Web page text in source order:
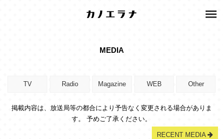
MEDIA
TV Radio Magazine WEB Other
掲載内容は、放送局等の都合により予告なく変更される場合がありま
す。 予めご了承ください。
RECENT MEDIA